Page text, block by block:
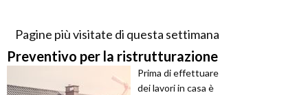
Pagine più visitate di questa settimana
Preventivo per la ristrutturazione
Prima di effettuare
dei lavori in casa è